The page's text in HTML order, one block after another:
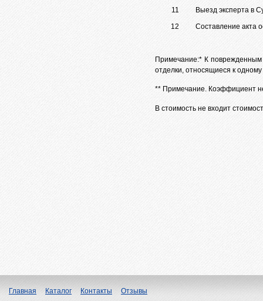
11
Выезд эксперта в
12
Составление акта
Примечание:* К
отделки, относящиеся к одному
** Примечание. Коэффициент
В стоимость не входит
Главная Каталог Контакты Отзывы